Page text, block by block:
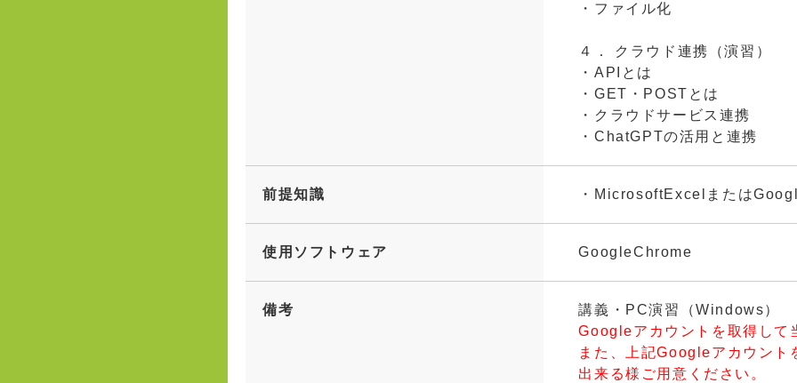
・ファイル化
４． クラウド連携（演習）
・APIとは
・GET・POSTとは
・クラウドサービス連携
・ChatGPTの活用と連携
前提知識 ・MicrosoftExcelまたは
使用ソフトウェア GoogleChrome
備考
講義・PC演習（Windows）
Googleアカウントを取得して
また、上記Googleアカウン
出来る様ご用意ください。